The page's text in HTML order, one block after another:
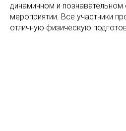
динамичном и познавательном
мероприятии. Все участники
отличную физическую